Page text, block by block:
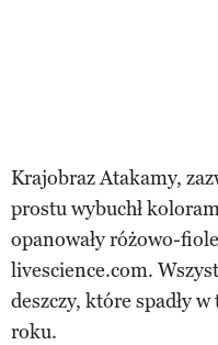
Krajobraz Atakamy,
prostu wybuchł
opanowały różowo-
livescience.com.
deszczy, które spadły
roku.